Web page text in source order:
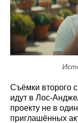
Съёмки второго
идут в Лос-
проекту не в
приглашённых